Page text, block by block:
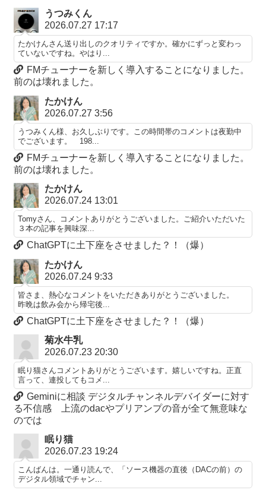
うつみくん
2026.07.27 17:17
たかけんさん送り出しのクオリティですか。確かにずっと変わっ
ていないですね。やはり...
FMチューナーを新しく導入することになりました。
前のは壊れました。
たかけん
2026.07.27 3:56
うつみくん様、お久しぶりです。この時間帯のコメントは夜勤中
でございます。 198...
FMチューナーを新しく導入することになりました。
前のは壊れました。
たかけん
2026.07.24 13:01
Tomyさん、コメントありがとうございました。ご紹介いただいた
３本の記事を興味深...
ChatGPTに土下座をさせました？！（爆）
たかけん
2026.07.24 9:33
皆さま、熱心なコメントをいただきありがとうございました。
昨晩は飲み会から帰宅後...
ChatGPTに土下座をさせました？！（爆）
菊水牛乳
2026.07.23 20:30
眠り猫さんコメントありがとうございます。嬉しいですね。正直
言って、連投してもコメ...
Geminiに相談 デジタルチャンネルデバイダーに対す
る不信感 上流のdacやプリアンプの音が全て無意味な
のでは
眠り猫
2026.07.23 19:24
こんばんは。一通り読んで、「ソース機器の直後（DACの前）の
デジタル領域でチャン...